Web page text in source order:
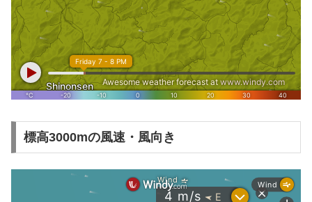
標高3000mの風速・風向き